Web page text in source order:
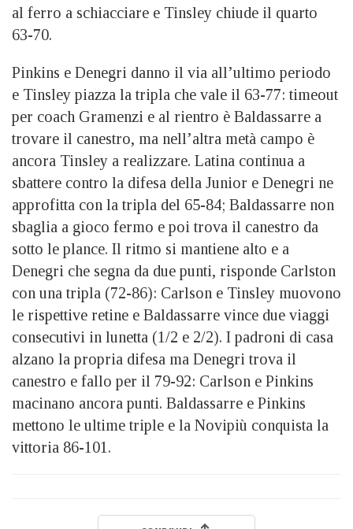
al ferro a schiacciare e Tinsley chiude il quarto
63-70.
Pinkins e Denegri danno il via all’ultimo periodo
e Tinsley piazza la tripla che vale il 63-77: timeout
per coach Gramenzi e al rientro è Baldassarre a
trovare il canestro, ma nell’altra metà campo è
ancora Tinsley a realizzare. Latina continua a
sbattere contro la difesa della Junior e Denegri ne
approfitta con la tripla del 65-84; Baldassarre non
sbaglia a gioco fermo e poi trova il canestro da
sotto le plance. Il ritmo si mantiene alto e a
Denegri che segna da due punti, risponde Carlston
con una tripla (72-86): Carlson e Tinsley muovono
le rispettive retine e Baldassarre vince due viaggi
consecutivi in lunetta (1/2 e 2/2). I padroni di casa
alzano la propria difesa ma Denegri trova il
canestro e fallo per il 79-92: Carlson e Pinkins
macinano ancora punti. Baldassarre e Pinkins
mettono le ultime triple e la Novipiù conquista la
vittoria 86-101.